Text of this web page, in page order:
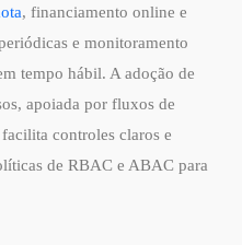
, financiamento online e
e monitoramento
tempo hábil. A adoção de
apoiada por fluxos de
controles claros e
de RBAC e ABAC para